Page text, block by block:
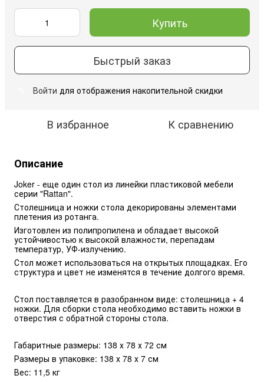
Купить
Быстрый заказ
Войти для отображения накопительной скидки
В избранное К сравнению
Описание
Joker - еще один стол из линейки пластиковой мебели
серии "Rattan".
Столешница и ножки стола декорированы элементами
плетения из ротанга.
Изготовлен из полипропилена и обладает высокой
устойчивостью к высокой влажности, перепадам
температур, УФ-излучению.
Стол может использоваться на открытых площадках. Его
структура и цвет не изменятся в течение долгого время.
Стол поставляется в разобранном виде: столешница + 4
ножки. Для сборки стола необходимо вставить ножки в
отверстия с обратной стороны стола.
Габаритные размеры: 138 х 78 х 72 см
Размеры в упаковке: 138 х 78 х 7 см
Вес: 11,5 кг